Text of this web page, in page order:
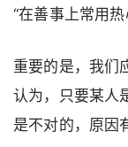
“在善事上常用
重要的是，我们
认为，只要某人
是不对的，原因